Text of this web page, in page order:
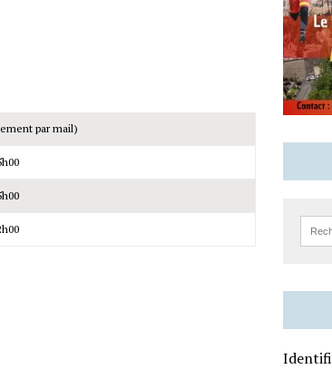
par mail)